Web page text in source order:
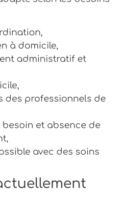
à domicile,
administratif et
des professionnels de
et absence de
avec des soins